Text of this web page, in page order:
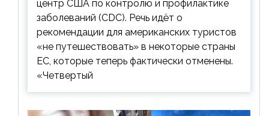
центр США по контролю и профилактике
заболеваний (CDC). Речь идёт о
рекомендации для американских туристов
«не путешествовать» в некоторые страны
ЕС, которые теперь фактически отменены.
«Четвертый